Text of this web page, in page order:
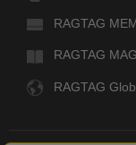
RAGTAG
RAGTAG
RAGTAG